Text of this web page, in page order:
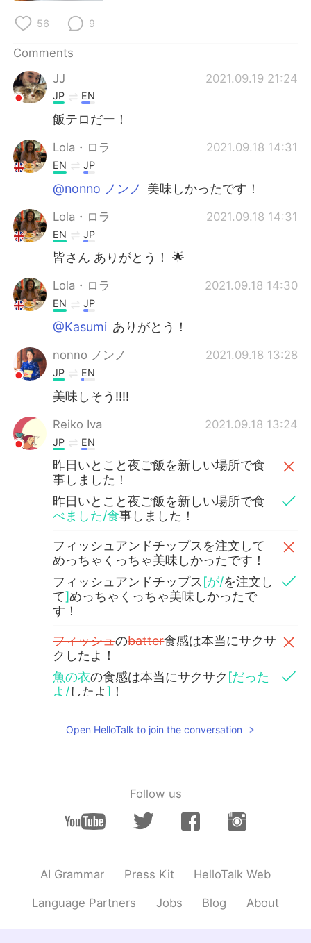
56 9
Comments
JJ
2021.09.19 21:24
JP EN
飯テロだー！
Lola・ロラ 2021.09.18 14:31
EN JP
@nonno ノンノ 美味しかったです！
Lola・ロラ 2021.09.18 14:31
EN JP
皆さん ありがとう！ 🌟
Lola・ロラ 2021.09.18 14:30
EN JP
@Kasumi ありがとう！
nonno ノンノ 2021.09.18 13:28
JP EN
美味しそう‼︎‼︎
Reiko Iva 2021.09.18 13:24
JP EN
昨日いとこと夜ご飯を新しい場所で食
事しました！
昨日いとこと夜ご飯を新しい場所で食
べました/食事しました！
フィッシュアンドチップスを注文して
めっちゃくっちゃ美味しかったです！
フィッシュアンドチップス[が/を注文し
て]めっちゃくっちゃ美味しかったで
す！
フィッシュのbatter食感は本当にサクサ
クしたよ！
魚の衣の食感は本当にサクサク [だった
よ/したよ] ！
サービスめっちゃいいだった！
！
未来にもう一回食べに行きます！
sam 2021.09.18 13:22
フィッシュの
食感は本当にサクサ
Open HelloTalk to join the conversation
Follow us
AI Grammar Press Kit HelloTalk Web
Language Partners Jobs Blog About